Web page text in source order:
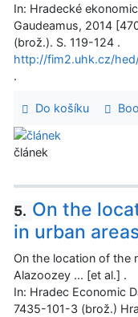
In: Hradecké
Gaudeamus, 2014
(brož.). S. 119-124 .
http://fim2.uhk.cz/
.
Do košíku
článek
5. On the
in urban
On the location of the
Alazoozey ... [et al.] .
In: Hradec Economic
7435-101-3 (brož.)